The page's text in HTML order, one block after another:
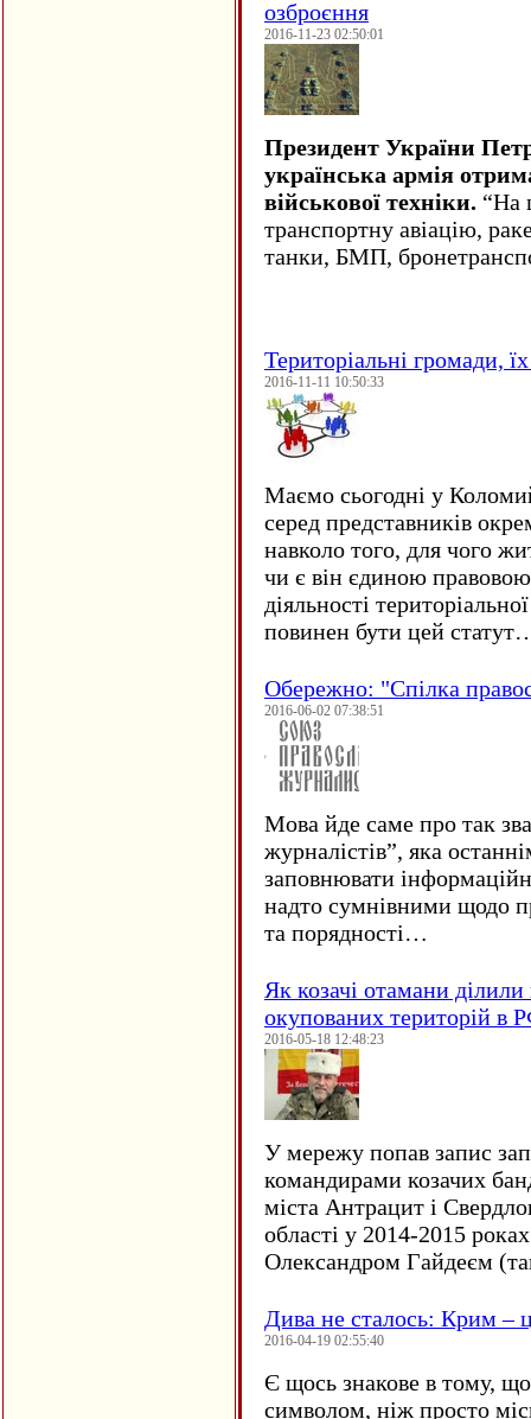
озброєння
2016-11-23 02:50:01
Президент України
українська армія
військової техніки. “На
транспортну авіацію,
танки, БМП,
Територіальні громади,
2016-11-11 10:50:33
Маємо сьогодні у
серед представників
навколо того, для чого
чи є він єдиною
діяльності
повинен бути цей
Обережно: "Спілка
2016-06-02 07:38:51
Мова йде саме про так
журналістів”, яка
заповнювати
надто сумнівними щодо
та порядності…
Як козачі отамани
окупованих територій в
2016-05-18 12:48:23
У мережу попав запис
командирами козачих
міста Антрацит і
області у 2014-2015
Олександром Гайдеєм
Дива не сталось: Крим –
2016-04-19 02:55:40
Є щось знакове в тому, що
символом, ніж просто